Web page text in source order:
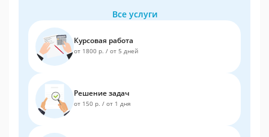
Все услуги
Курсовая работа
от 1800 р. / от 5 дней
Решение задач
от 150 р. / от 1 дня